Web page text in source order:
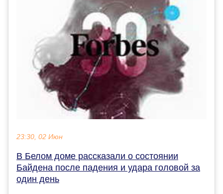
23:30, 02 Июн
В Белом доме рассказали о состоянии
Байдена после падения и удара головой за
один день